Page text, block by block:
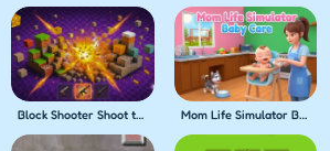
Block Shooter Shoot the Blocks! Mom Life Simulator Baby Care